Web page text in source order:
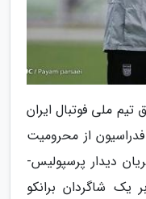
تیم ملی فوتبال ایران
از محرومیت
دیدار پرسپولیس-
پارس جنوبی جم که با برتری 3 بر یک شاگردان برانکو